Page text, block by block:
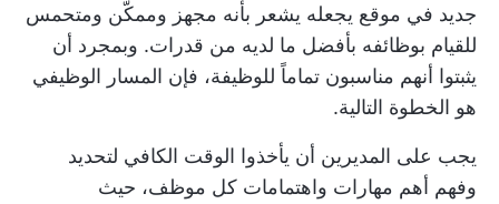
جديد في موقع يجعله يشعر بأنه مجهز وممكّن ومتحمس
للقيام بوظائفه بأفضل ما لديه من قدرات. وبمجرد أن
يثبتوا أنهم مناسبون تماماً للوظيفة، فإن المسار الوظيفي
هو الخطوة التالية.
يجب على المديرين أن يأخذوا الوقت الكافي لتحديد
وفهم أهم مهارات واهتمامات كل موظف، حيث